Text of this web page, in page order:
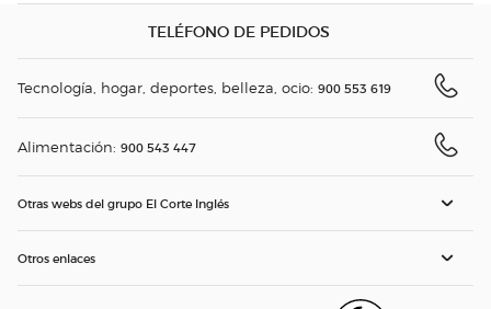
TELÉFONO DE PEDIDOS
Tecnología, hogar, deportes, belleza, ocio: 900 553 619
Alimentación: 900 543 447
Otras webs del grupo El Corte Inglés
Otros enlaces